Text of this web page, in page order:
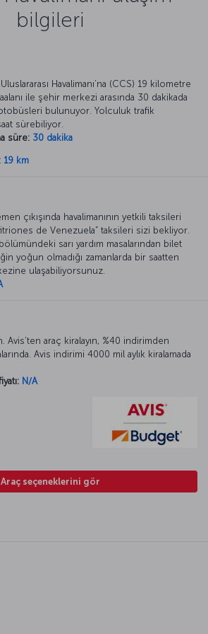
bilgileri
Havalimanı’na (CCS) 19 kilometre
ile şehir merkezi arasında 30 dakikada
bulunuyor. Yolculuk trafik
sürebiliyor.
süre: 30 dakika
19 km
çıkışında havalimanının yetkili taksileri
de Venezuela” taksileri sizi bekliyor.
sarı yardım masalarından bilet
yoğun olmadığı zamanlarda bir saatten
ulaşabiliyorsunuz.
Avis’ten araç kiralayın, %40 indirimden
Avis indirimi 4000 mil aylık kiralamada
N/A
Araç seçeneklerini gör